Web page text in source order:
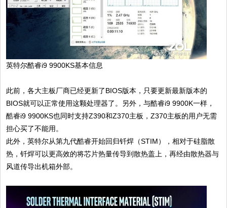
英特尔酷睿i9 9900KS基本信息
此前，各大主板厂商已经更新了BIOS版本，只要更新最新版本的
BIOS就可以正常使用这颗处理器了。另外，与酷睿i9 9900K一样，
酷睿i9 9900KS也同时支持Z390和Z370主板，Z370主板的用户无需
担心买了不能用。
此外，英特尔从第九代酷睿开始回归钎焊（STIM），相对于硅脂散
热，钎焊可以更高效的将芯片热量传导到散热盖上，再经由散热器与
风道传导出机箱外部。